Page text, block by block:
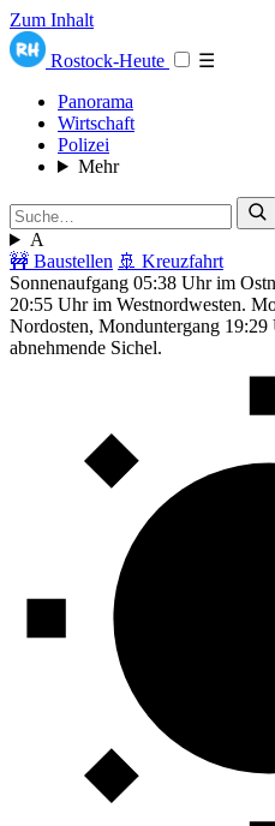
Zum Inhalt
Rostock-Heute
☰
Panorama
Wirtschaft
Polizei
Mehr
A
🚧 Baustellen 🚢 Kreuzfahrt
Sonnenaufgang 05:38 Uhr im
20:55 Uhr im Westnordwesten.
Nordosten, Monduntergang
abnehmende Sichel.